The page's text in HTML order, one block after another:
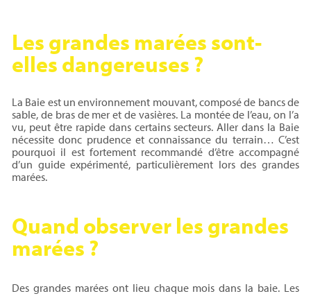
Les grandes marées sont-
elles dangereuses ?
La Baie est un environnement mouvant, composé de bancs de
sable, de bras de mer et de vasières. La montée de l’eau, on l’a
vu, peut être rapide dans certains secteurs. Aller dans la Baie
nécessite donc prudence et connaissance du terrain… C’est
pourquoi il est fortement recommandé d’être accompagné
d’un guide expérimenté, particulièrement lors des grandes
marées.
Quand observer les grandes
marées ?
Des grandes marées ont lieu chaque mois dans la baie. Les